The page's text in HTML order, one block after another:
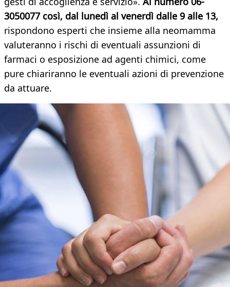
3050077 così, dal lunedì al venerdì dalle 9 alle 13,
rispondono esperti che insieme alla neomamma
valuteranno i rischi di eventuali assunzioni di
farmaci o esposizione ad agenti chimici, come
pure chiariranno le eventuali azioni di prevenzione
da attuare.